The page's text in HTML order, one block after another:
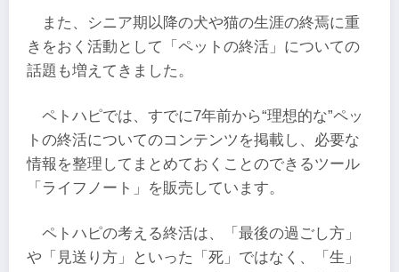
また、シニア期以降の犬や猫の生涯の終焉に重
きをおく活動として「ペットの終活」についての
話題も増えてきました。
ペトハピでは、すでに7年前から“理想的な”ペッ
トの終活についてのコンテンツを掲載し、必要な
情報を整理してまとめておくことのできるツール
「ライフノート」を販売しています。
ペトハピの考える終活は、「最後の過ごし方」
や「見送り方」といった「死」ではなく、「生」